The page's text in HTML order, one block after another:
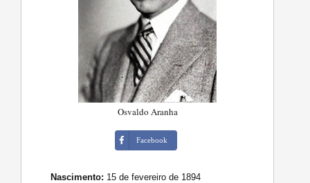
Osvaldo Aranha
Facebook
Nascimento: 15 de fevereiro de 1894